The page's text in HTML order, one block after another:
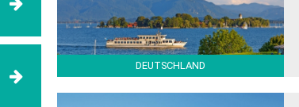
DEUTSCHLAND